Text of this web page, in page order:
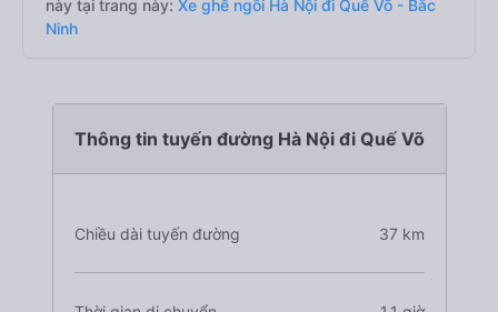
này tại trang này: Xe ghế ngồi Hà Nội đi Quế Võ - Bắc
Ninh
Thông tin tuyến đường Hà Nội đi Quế Võ
Chiều dài tuyến đường 37 km